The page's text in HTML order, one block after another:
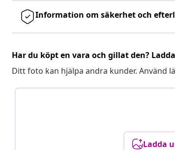
Information om säkerhet och
Har du köpt en vara och gillat den?
Ditt foto kan hjälpa andra kunder. Använd
Ladda